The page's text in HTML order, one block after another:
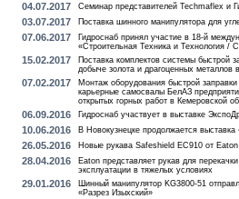
04.07.2017 Семинар представителей Techmaflex и
03.07.2017 Поставка шинного манипулятора для
07.06.2017
Гидроснаб принял участие в 18-й
«Строительная Техника и Технология /
15.02.2017
Поставка комплектов системы быстрой
добыче золота и драгоценных металлов
07.02.2017
Монтаж оборудования быстрой
карьерные самосвалы БелАЗ
открытых горных работ в Кемеровской
06.09.2016 Гидроснаб участвует в выставке
10.06.2016 В Новокузнецке продолжается
26.05.2016 Новые рукава Safeshield EC910 от Eaton
28.04.2016
Eaton представляет рукав для
эксплуатации в тяжелых условиях
29.01.2016
Шинный манипулятор KG3800-51
«Разрез Изыхский»